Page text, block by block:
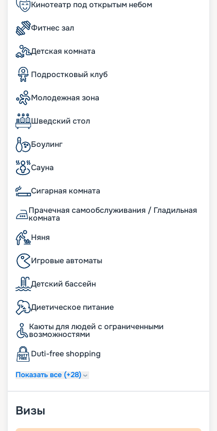
описание, маршрут и расписание, фото лайнера.
Узнавайте цену тура, читайте отзывы и
покупайте путевку на навигацию 2026 - 2027 г.
Пусть круиз станет для вас незабываемым
Кинотеатр под открытым небом
Фитнес зал
Детская комната
Подростковый клуб
Молодежная зона
Шведский стол
Боулинг
Сауна
Сигарная комната
Прачечная самообслуживания / Гладильная
комната
Няня
Игровые автоматы
Детский бассейн
Диетическое питание
Каюты для людей с ограниченными
возможностями
Duti-free shopping
Показать все (+28)
Визы